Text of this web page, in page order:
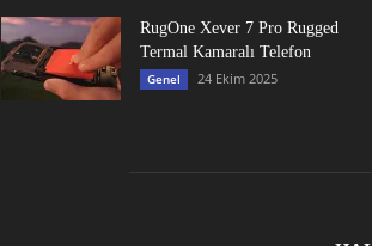
RugOne Xever 7 Pro Rugged
Termal Kamaralı Telefon
Genel 24 Ekim 2025